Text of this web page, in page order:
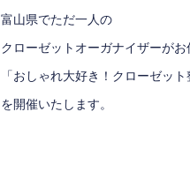
富山県でただ一人の
クローゼットオーガナイザーがお
「おしゃれ大好き！クローゼット
を開催いたします。